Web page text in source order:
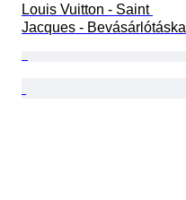
Louis Vuitton - Saint
Jacques - Bevásárlótáska